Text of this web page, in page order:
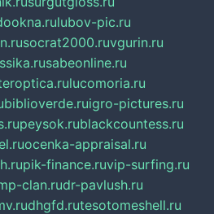
lubov-pic.ru
socrat2000.ruvgurin.ru
sabeonline.ru
lucomoria.ru
biblioverde.ruigro-pictures.ru
peysok.rublackcountess.ru
ocenka-appraisal.ru
pik-finance.ruvip-surfing.ru
clan.rudr-pavlush.ru
dhgfd.rutesotomeshell.ru